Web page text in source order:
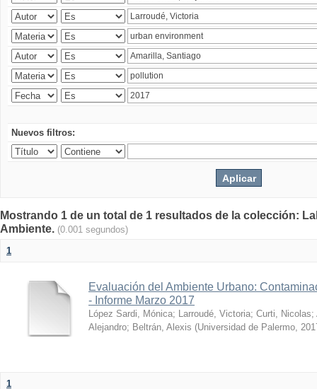
Nuevos filtros:
Mostrando 1 de un total de 1 resultados de la colección:
Ambiente. (0.001 segundos)
1
Evaluación del Ambiente Urbano:
- Informe Marzo 2017
López Sardi, Mónica; Larroudé, Victoria; Curti, Nicolas;
Alejandro; Beltrán, Alexis (Universidad de Palermo,
1